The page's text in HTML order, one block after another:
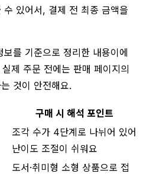
있어서, 결제 전 최종 금액을
를 기준으로 정리한 내용이에
제 주문 전에는 판매 페이지의
것이 안전해요.
구매 시 해석 포인트
조각 수가 4단계로 나뉘어 있어
난이도 조절이 쉬워요
도서·취미형 소형 상품으로 접